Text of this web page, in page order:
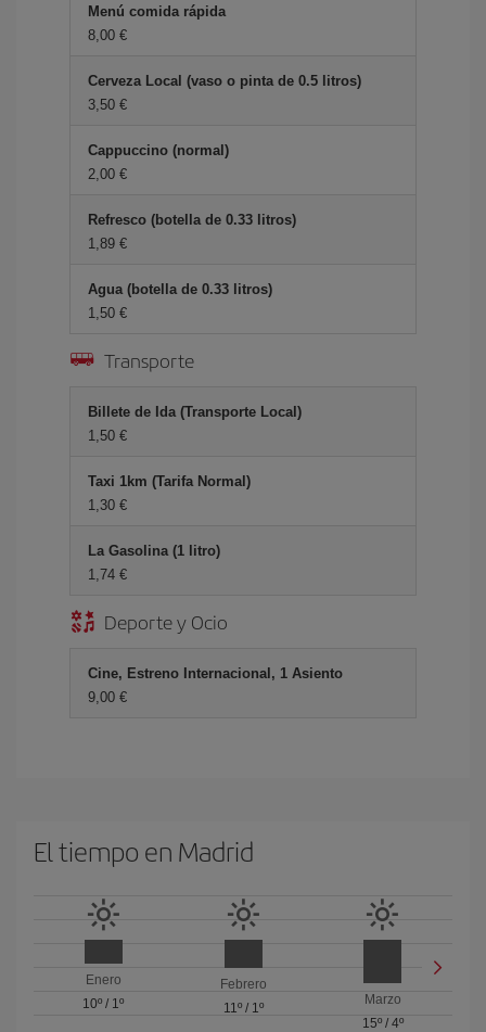
Menú comida rápida
8,00
Cerveza Local (vaso o pinta de 0.5 litros)
3,50
Cappuccino (normal)
2,00
Refresco (botella de 0.33 litros)
1,89
Agua (botella de 0.33 litros)
1,50
Transporte
Billete de Ida (Transporte Local)
1,50
Taxi 1km (Tarifa Normal)
1,30
La Gasolina (1 litro)
1,74
Deporte y Ocio
Cine, Estreno Internacional, 1 Asiento
9,00
El tiempo en Madrid
Enero
10º / 1º
Febrero
11º/ 1º
Marzo
15º/ 4º